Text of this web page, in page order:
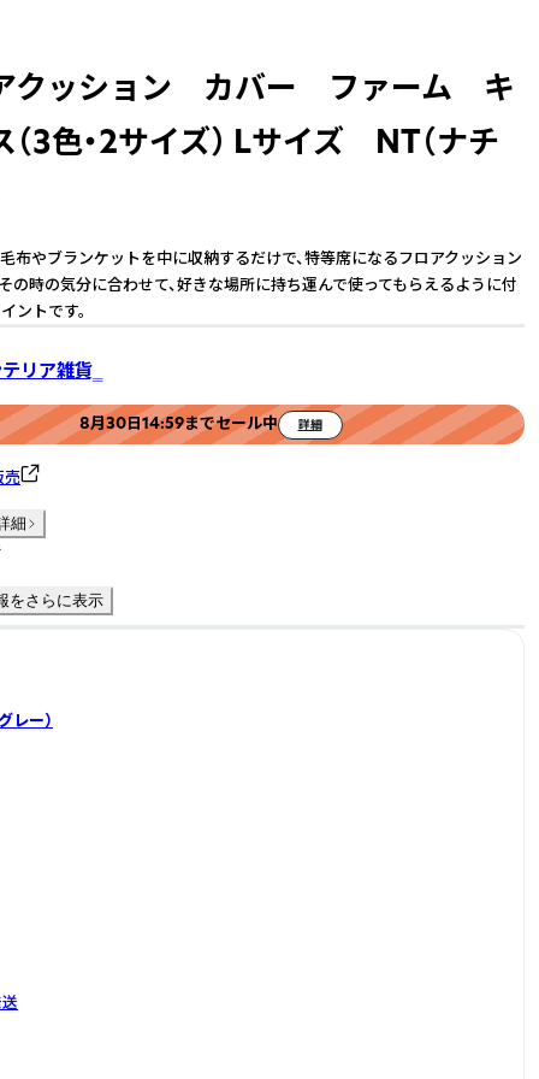
クッション カバー ファーム キ
（3色・2サイズ） Lサイズ NT（ナチ
布やブランケットを中に収納するだけで、特等席になるフロアクッション
の時の気分に合わせて、好きな場所に持ち運んで使ってもらえるように付
ントです。
リア雑貨‗
8月30日14:59までセール中 詳細
売
細
をさらに表示
レー）